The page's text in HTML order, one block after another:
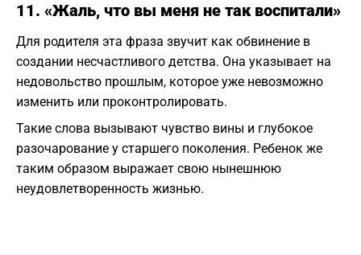
11. «Жаль, что вы меня не так воспитали»
Для родителя эта фраза звучит как обвинение в
создании несчастливого детства. Она указывает на
недовольство прошлым, которое уже невозможно
изменить или проконтролировать.
Такие слова вызывают чувство вины и глубокое
разочарование у старшего поколения. Ребенок же
таким образом выражает свою нынешнюю
неудовлетворенность жизнью.